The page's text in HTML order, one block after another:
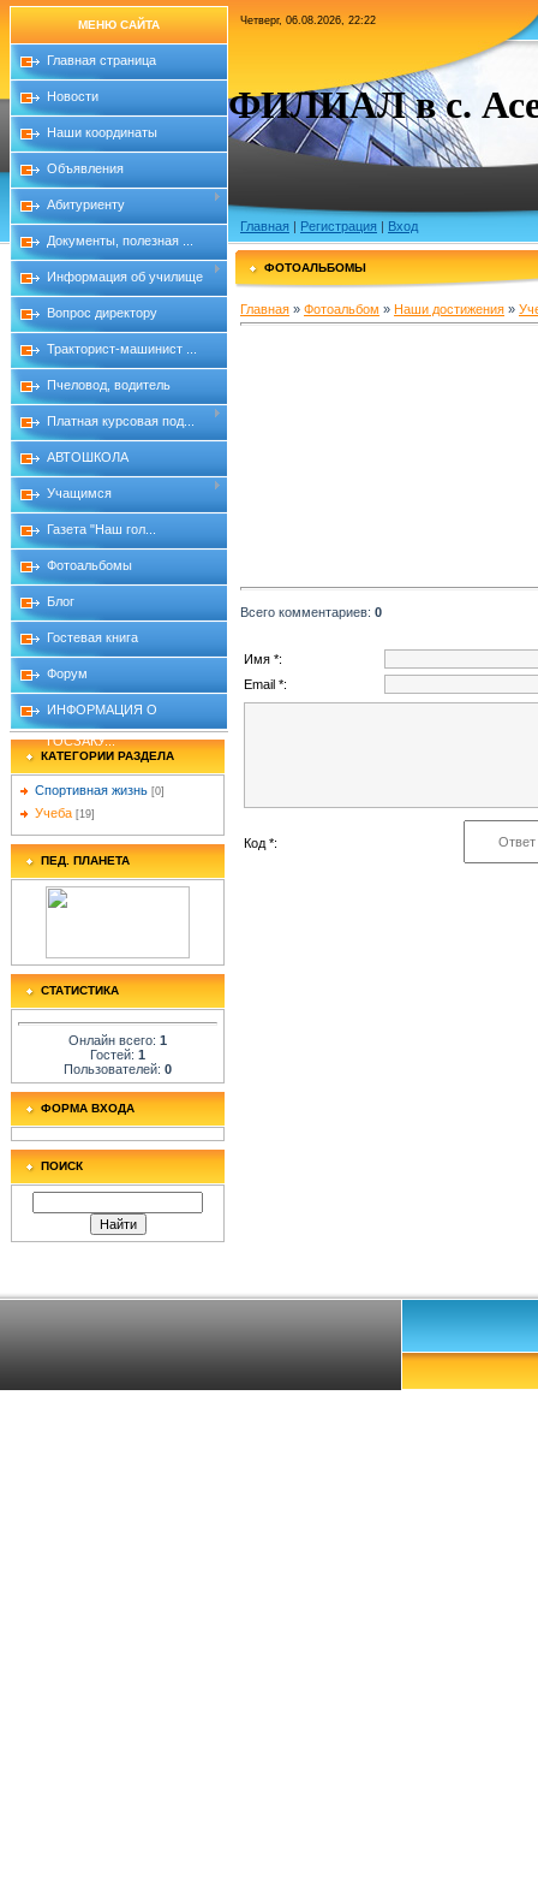
МЕНЮ САЙТА
Главная страница
Новости
Наши координаты
Объявления
Абитуриенту
Документы, полезная ...
Информация об училище
Вопрос директору
Тракторист-машинист ...
Пчеловод, водитель
Платная курсовая под...
АВТОШКОЛА
Учащимся
Газета "Наш гол...
Фотоальбомы
Блог
Гостевая книга
Форум
ИНФОРМАЦИЯ О
ГОСЗАКУ...
КАТЕГОРИИ РАЗДЕЛА
Спортивная жизнь [0]
Учеба [19]
ПЕД. ПЛАНЕТА
СТАТИСТИКА
Онлайн всего: 1
Гостей: 1
Пользователей: 0
ФОРМА ВХОДА
ПОИСК
Четверг, 06.08.2026, 22:22
ФИЛИАЛ в с.
Главная | Регистрация | Вход
ФОТОАЛЬБОМЫ
Главная » Фотоальбом » Наши достижения »
Всего комментариев: 0
Имя *:
Email *:
Код *: